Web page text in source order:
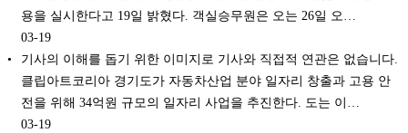
용을 실시한다고 19일 밝혔다. 객실승무원은 오는 26일 오…
03-19
기사의 이해를 돕기 위한 이미지로 기사와 직접적 연관은 없습니다.
클립아트코리아 경기도가 자동차산업 분야 일자리 창출과 고용 안
전을 위해 34억원 규모의 일자리 사업을 추진한다. 도는 이…
03-19